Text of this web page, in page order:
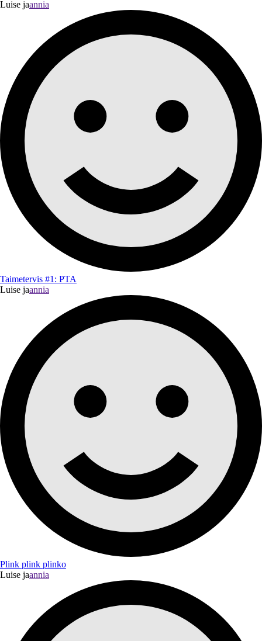
Luise jaannia
Taimetervis #1: PTA
Luise jaannia
Plink plink plinko
Luise jaannia